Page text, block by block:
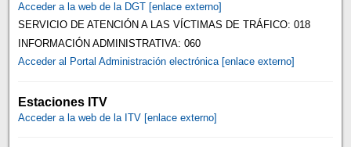
Acceder a la web de la DGT [enlace externo]
SERVICIO DE ATENCIÓN A LAS VÍCTIMAS DE TRÁFICO: 018
INFORMACIÓN ADMINISTRATIVA: 060
Acceder al Portal Administración electrónica [enlace externo]
Estaciones ITV
Acceder a la web de la ITV [enlace externo]